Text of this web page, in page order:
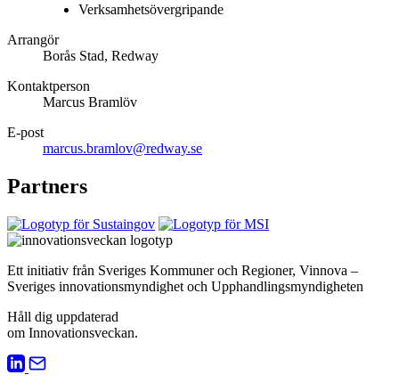
Verksamhetsövergripande
Arrangör
Borås Stad, Redway
Kontaktperson
Marcus Bramlöv
E-post
marcus.bramlov@redway.se
Partners
Ett initiativ från Sveriges Kommuner och Regioner, Vinnova –
Sveriges innovationsmyndighet och Upphandlingsmyndigheten
Håll dig uppdaterad
om Innovationsveckan.